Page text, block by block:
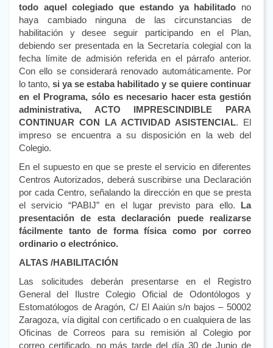
todo aquel colegiado que estando ya habilitado no
haya cambiado ninguna de las circunstancias de
habilitación y desee seguir participando en el Plan,
debiendo ser presentada en la Secretaría colegial con la
fecha límite de admisión referida en el párrafo anterior.
Con ello se considerará renovado automáticamente. Por
lo tanto, si ya se estaba habilitado y se quiere continuar
en el Programa, sólo es necesario hacer esta gestión
administrativa, ACTO IMPRESCINDIBLE PARA
CONTINUAR CON LA ACTIVIDAD ASISTENCIAL. El
impreso se encuentra a su disposición en la web del
Colegio.
En el supuesto en que se preste el servicio en diferentes
Centros Autorizados, deberá suscribirse una Declaración
por cada Centro, señalando la dirección en que se presta
el servicio “PABIJ” en el lugar previsto para ello. La
presentación de esta declaración puede realizarse
fácilmente tanto de forma física como por correo
ordinario o electrónico.
ALTAS /HABILITACIÓN
Las solicitudes deberán presentarse en el Registro
General del Ilustre Colegio Oficial de Odontólogos y
Estomatólogos de Aragón, C/ El Aaiún s/n bajos – 50002
Zaragoza, vía digital con certificado o en cualquiera de las
Oficinas de Correos para su remisión al Colegio por
correo certificado, no más tarde del día 30 de Junio de